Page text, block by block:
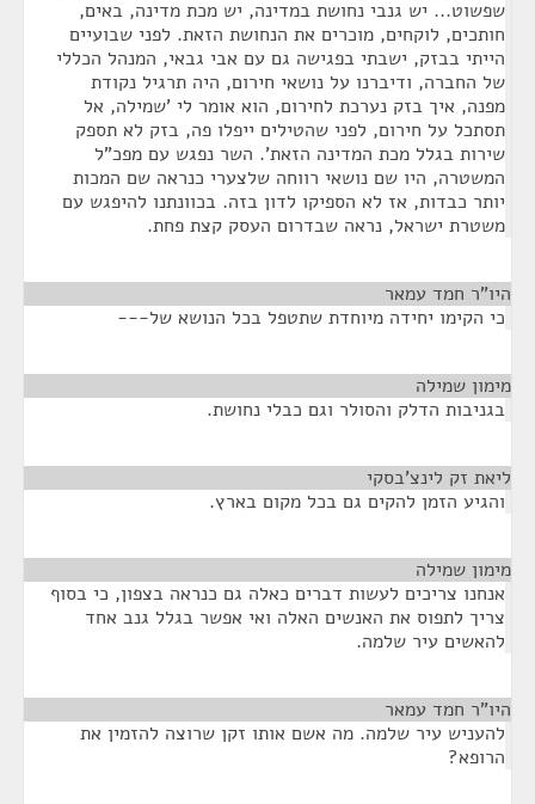
שפשוט... יש גנבי נחושת במדינה, יש מכת מדינה, באים,
חותכים, לוקחים, מוכרים את הנחושת הזאת. לפני שבועיים
הייתי בבזק, ישבתי בפגישה גם עם אבי גבאי, המנהל הכללי
של החברה, ודיברנו על נושאי חירום, היה תרגיל נקודת
מפנה, איך בזק נערכת לחירום, הוא אומר לי 'שמילה, אל
תסתכל על חירום, לפני שהטילים ייפלו פה, בזק לא תספק
שירות בגלל מכת המדינה הזאת'. השר נפגש עם מפכ"ל
המשטרה, היו שם נושאי רווחה שלצערי כנראה שם המכות
יותר כבדות, אז לא הספיקו לדון בזה. בכוונתנו להיפגש עם
משטרת ישראל, נראה שבדרום העסק קצת פחת.
היו"ר חמד עמאר
כי הקימו יחידה מיוחדת שתטפל בכל הנושא של---
מימון שמילה
בגניבות הדלק והסולר וגם כבלי נחושת.
ליאת זק לינצ'בסקי
והגיע הזמן להקים גם בכל מקום בארץ.
מימון שמילה
אנחנו צריכים לעשות דברים כאלה גם כנראה בצפון, כי בסוף
צריך לתפוס את האנשים האלה ואי אפשר בגלל גנב אחד
להאשים עיר שלמה.
היו"ר חמד עמאר
להעניש עיר שלמה. מה אשם אותו זקן שרוצה להזמין את
הרופא?